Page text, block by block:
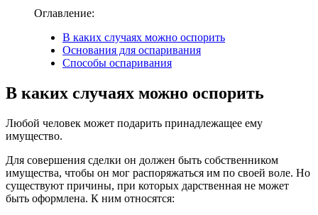
Оглавление:
В каких случаях можно оспорить
Основания для оспаривания
Способы оспаривания
В каких случаях можно оспорить
Любой человек может подарить принадлежащее ему
имущество.
Для совершения сделки он должен быть собственником
имущества, чтобы он мог распоряжаться им по своей воле. Но
существуют причины, при которых дарственная не может
быть оформлена. К ним относятся: